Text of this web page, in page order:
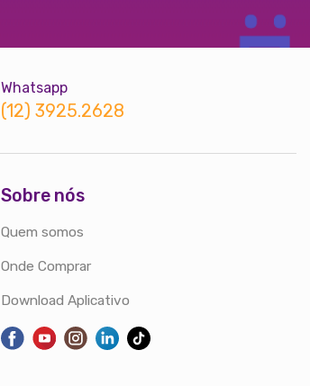
Whatsapp
(12) 3925.2628
Sobre nós
Quem somos
Onde Comprar
Download Aplicativo